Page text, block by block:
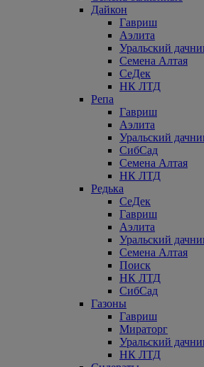
Дайкон
Гавриш
Аэлита
Уральский
Семена Алтая
СеДек
НК ЛТД
Репа
Гавриш
Аэлита
Уральский
СибСад
Семена Алтая
НК ЛТД
Редька
СеДек
Гавриш
Аэлита
Уральский
Семена Алтая
Поиск
НК ЛТД
СибСад
Газоны
Гавриш
Мираторг
Уральский
НК ЛТД